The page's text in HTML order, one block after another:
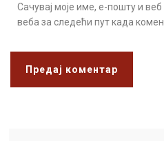
Сачувај моје име, е-пошту и
веба за следећи пут када